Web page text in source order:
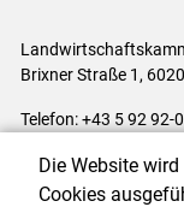
Brixner Straße 1,
Telefon: +43 5 92 92-0
Impressum|Kontakt
Die Website
Cookies